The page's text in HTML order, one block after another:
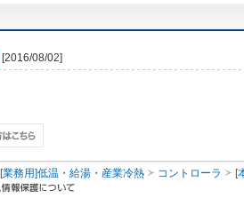
[2016/08/02]
[業務用]低温・給湯・産業冷熱 コントローラ [